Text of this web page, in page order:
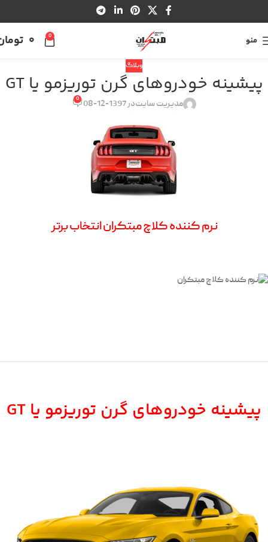
منو 0
0
وبلاگ
پیشینه خودروهای گرن توریزمو یا GT
مدیریت سایتدر 1397-12-08 0
نرم کننده کلاچ مبتکران انتخاب برتر
پیشینه خودروهای گرن توریزمو یا GT